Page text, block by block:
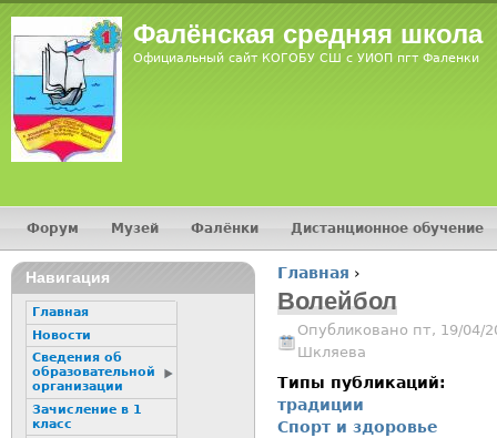
Фалёнская средняя школа
Официальный сайт КОГОБУ СШ с УИОП пгт Фаленки
Вы здесь
Главная ›
Волейбол
Опубликовано пт, 19/04/
Шкляева
Типы публикаций:
традиции
Спорт и здоровье
Главное меню
Форум Музей Фалёнки Дистанционное обучение
Навигация
Главная
Новости
Сведения об
образовательной
организации
Зачисление в 1
класс